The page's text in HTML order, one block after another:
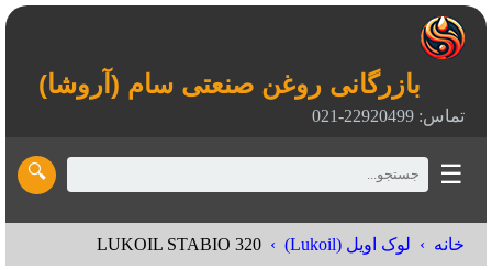
بازرگانی روغن صنعتی سام (آروشا)
تماس: 22920499-021
☰
🔍
خانه لوک اویل (Lukoil) LUKOIL STABIO 320